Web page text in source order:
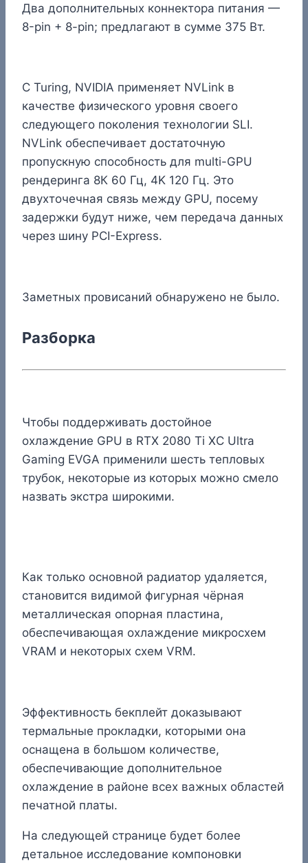
Два дополнительных коннектора питания —
8-pin + 8-pin; предлагают в сумме 375 Вт.
С Turing, NVIDIA применяет NVLink в
качестве физического уровня своего
следующего поколения технологии SLI.
NVLink обеспечивает достаточную
пропускную способность для multi-GPU
рендеринга 8К 60 Гц, 4K 120 Гц. Это
двухточечная связь между GPU, посему
задержки будут ниже, чем передача данных
через шину PCI-Express.
Заметных провисаний обнаружено не было.
Разборка
Чтобы поддерживать достойное
охлаждение GPU в RTX 2080 Ti XC Ultra
Gaming EVGA применили шесть тепловых
трубок, некоторые из которых можно смело
назвать экстра широкими.
Как только основной радиатор удаляется,
становится видимой фигурная чёрная
металлическая опорная пластина,
обеспечивающая охлаждение микросхем
VRAM и некоторых схем VRM.
Эффективность бекплейт доказывают
термальные прокладки, которыми она
оснащена в большом количестве,
обеспечивающие дополнительное
охлаждение в районе всех важных областей
печатной платы.
На следующей странице будет более
детальное исследование компоновки